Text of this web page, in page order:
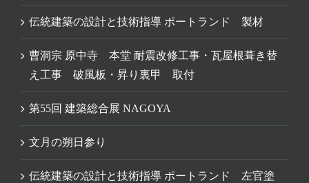
伝統建築の設計と技術指導 ポートランド 製材
曹洞宗 原中寺 本堂 耐震改修工事・瓦屋根葺き替
え工事 破風板・昇り裏甲 取付
第55回 建築総合展 NAGOYA
文月の朔日参り
伝統建築の設計と技術指導 ポートランド 左官塗